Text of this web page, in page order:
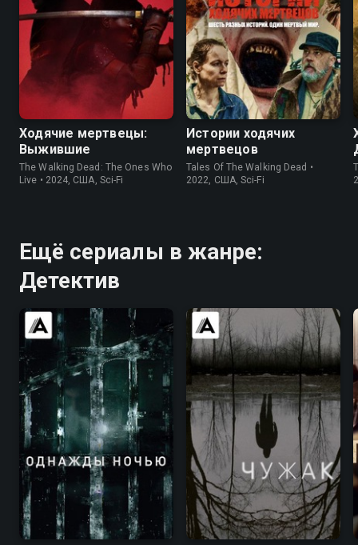
7.5 7.7
Ходячие мертвецы:
Выжившие
The Walking Dead: The Ones Who
Live • 2024, США, Sci-Fi
6.2 5.9
Истории ходячих
мертвецов
Tales Of The Walking Dead •
2022, США, Sci-Fi
Ещё сериалы в жанре:
Детектив
7.8 8.4 7.2 7.6